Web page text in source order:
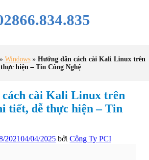
» Windows » Hướng dẫn cách cài Kali Linux trên
hiện – Tin Công Nghệ
cách cài Kali Linux trên
tiết, dễ thực hiện – Tin
202104/04/2025 bởi Công Ty PCI